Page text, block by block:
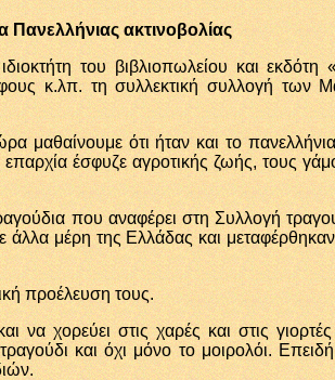
Πανελλήνιας ακτινοβολίας
του βιβλιοπωλείου και
κ.λπ. τη συλλεκτική συλλογή των
μαθαίνουμε ότι ήταν και το
έσφυζε αγροτικής ζωής, τους
που αναφέρει στη Συλλογή
άλλα μέρη της Ελλάδας και
προέλευση τους.
χορεύει στις χαρές και στις γιορτές
και όχι μόνο το μοιρολόι.